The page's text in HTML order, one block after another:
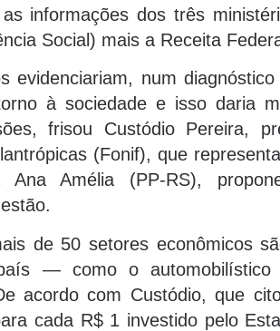
informações dos três
Social) mais a Receita
evidenciariam, num
à sociedade e isso daria
frisou Custódio Pereira,
(Fonif), que
Ana Amélia (PP-RS),
de 50 setores econômicos
— como o
acordo com Custódio, que
cada R$ 1 investido pelo